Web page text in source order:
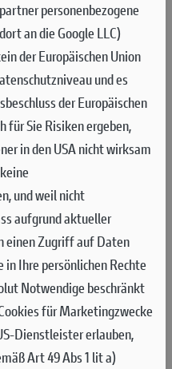
Anfang Juni in Lettland erlittenen
sein Comeback ausgerechnet auf
bekannten Sandpiste zu geben. Er
im Qualifying Race die beiden
personenbezogene
an die Google LLC)
der Europäischen Union
und es
der Europäischen
für Sie Risiken ergeben,
in den USA nicht wirksam
und weil nicht
aufgrund aktueller
einen Zugriff auf Daten
Ihre persönlichen Rechte
Notwendige beschränkt
für Marketingzwecke
Dienstleister erlauben,
Art 49 Abs 1 lit a)